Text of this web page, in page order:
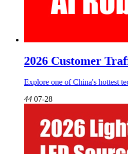
2026 Customer
Explore one of China's hottest
44 07-28